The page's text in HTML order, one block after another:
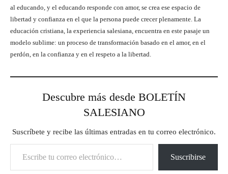
al educando, y el educando responde con amor, se crea ese espacio de
libertad y confianza en el que la persona puede crecer plenamente. La
educación cristiana, la experiencia salesiana, encuentra en este pasaje un
modelo sublime: un proceso de transformación basado en el amor, en el
perdón, en la confianza y en el respeto a la libertad.
Descubre más desde BOLETÍN
SALESIANO
Suscríbete y recibe las últimas entradas en tu correo electrónico.
Escribe tu correo electrónico…
Suscribirse